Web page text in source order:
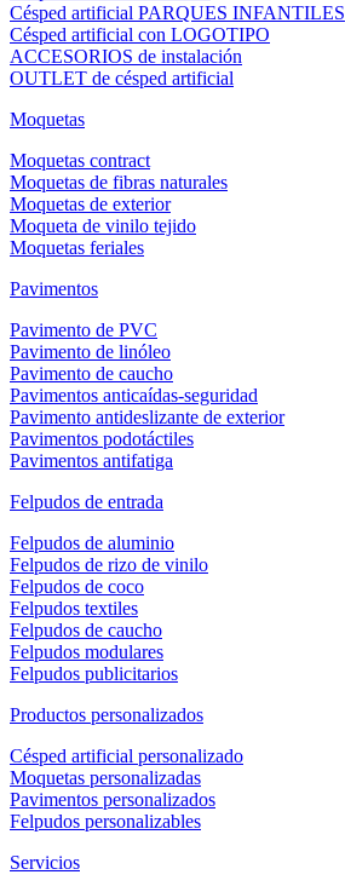
Césped artificial PARQUES INFANTILES
Césped artificial con LOGOTIPO
ACCESORIOS de instalación
OUTLET de césped artificial
Moquetas
Moquetas contract
Moquetas de fibras naturales
Moquetas de exterior
Moqueta de vinilo tejido
Moquetas feriales
Pavimentos
Pavimento de PVC
Pavimento de linóleo
Pavimento de caucho
Pavimentos anticaídas-seguridad
Pavimento antideslizante de exterior
Pavimentos podotáctiles
Pavimentos antifatiga
Felpudos de entrada
Felpudos de aluminio
Felpudos de rizo de vinilo
Felpudos de coco
Felpudos textiles
Felpudos de caucho
Felpudos modulares
Felpudos publicitarios
Productos personalizados
Césped artificial personalizado
Moquetas personalizadas
Pavimentos personalizados
Felpudos personalizables
Servicios